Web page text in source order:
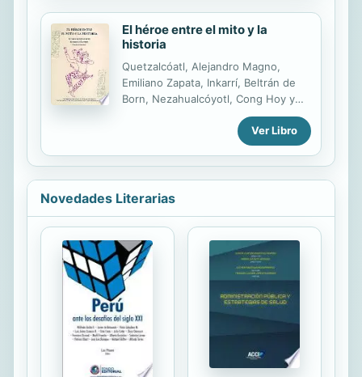
El héroe entre el mito y la
historia
Quetzalcóatl, Alejandro Magno,
Emiliano Zapata, Inkarrí, Beltrán de
Born, Nezahualcóyotl, Cong Hoy y
Miguel Hidalgo se cuentan entre las
complejas figuras heroicas analizadas
en este volumen. La idea de
reflexionar sobre el tema «El héroe
entre el mito y la historia», en un
coloquio organizado por Federico
proceden los textos reunidos en
este volumen, surgió del interés
que, desde hace algunos años,
vuelven a despertar las figuras
heroicas. La participación de 16
especialistas de disciplinas
diferentes -historia, historia del
arte,...
Ver Libro
Novedades Literarias